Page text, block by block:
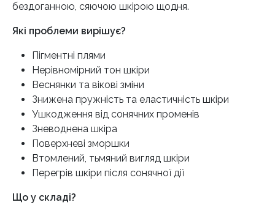
бездоганною, сяючою шкірою щодня.
Які проблеми вирішує?
Пігментні плями
Нерівномірний тон шкіри
Веснянки та вікові зміни
Знижена пружність та еластичність шкіри
Ушкодження від сонячних променів
Зневоднена шкіра
Поверхневі зморшки
Втомлений, тьмяний вигляд шкіри
Перегрів шкіри після сонячної дії
Що у складі?